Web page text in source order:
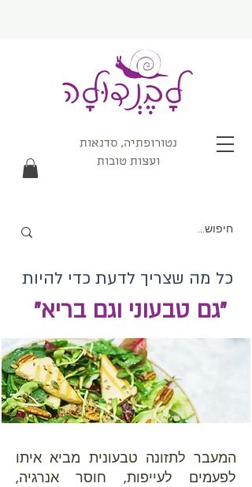
נטורופתיה, סדנאות
ועצות טובות
כל מה שצריך לדעת כדי להיות
"גם טבעוני וגם בריא"
המעבר לתזונה טבעונית מביא איתו
לפעמים לעייפות, חוסר אנרגיה,